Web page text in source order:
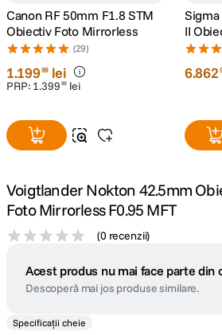
8. sony fx
9. dji mic mini
Canon RF 50mm F1.8 STM
Obiectiv Foto Mirrorless
(29)
1.19999 lei
PRP: 1.399 99 lei
Sigma
II
6.862
Voigtlander Nokton 42.5mm
Foto Mirrorless F0.95 MFT
(0 recenzii)
Acest produs nu mai face parte din
Descoperă mai jos produse similare.
Specificații cheie